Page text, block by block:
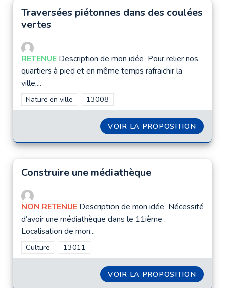
Traversées piétonnes dans des coulées
vertes
RETENUE Description de mon idée Pour relier nos
quartiers à pied et en même temps rafraichir la
ville,...
Filtrer les résultats de la catégorie : Nature en ville
Nature en ville Filtrer les résultats pour le secteur :
13008
VOIR LA PROPOSITION
Construire une médiathèque
NON RETENUE Description de mon idée Nécessité
d’avoir une médiathèque dans le 11ième .
Localisation de mon...
Filtrer les résultats de la catégorie : Culture
Culture Filtrer les résultats pour le secteur : 13011
13011
VOIR LA PROPOSITION